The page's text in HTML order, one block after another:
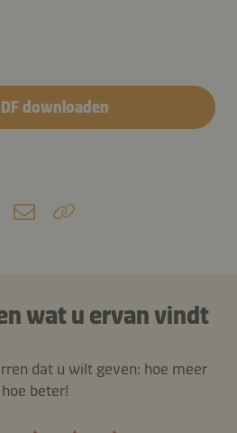
downloaden
wat u ervan vindt
dat u wilt geven: hoe meer
hoe beter!